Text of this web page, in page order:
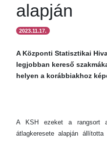
alapján
2023.11.17.
A Központi Statisztikai
legjobban kereső
helyen a korábbiakhoz
A KSH ezeket a rangsort
átlagkeresete alapján